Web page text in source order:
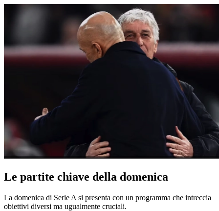
Le partite chiave della domenica
La domenica di Serie A si presenta con un programma che intreccia
obiettivi diversi ma ugualmente cruciali.